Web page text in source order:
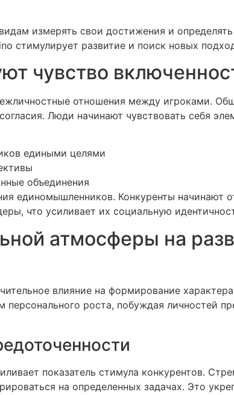
измерять свои достижения и
стимулирует развитие и поиск новых
чувство
отношения между игроками.
Люди начинают чувствовать себя
едиными целями
объединения
единомышленников. Конкуренты начинают
что усиливает их социальную
атмосферы на
влияние на формирование
персонального роста, побуждая личностей
показатель стимула конкурентов.
на определенных задачах. Это